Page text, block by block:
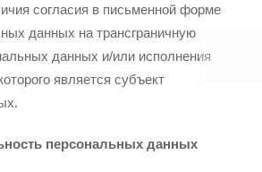
согласия в письменной форме
данных на трансграничную
данных и/или исполнения
является субъект
персональных данных